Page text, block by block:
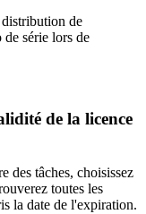
de
série lors de
de la licence
des tâches, choisissez
toutes les
la date de l'expiration.